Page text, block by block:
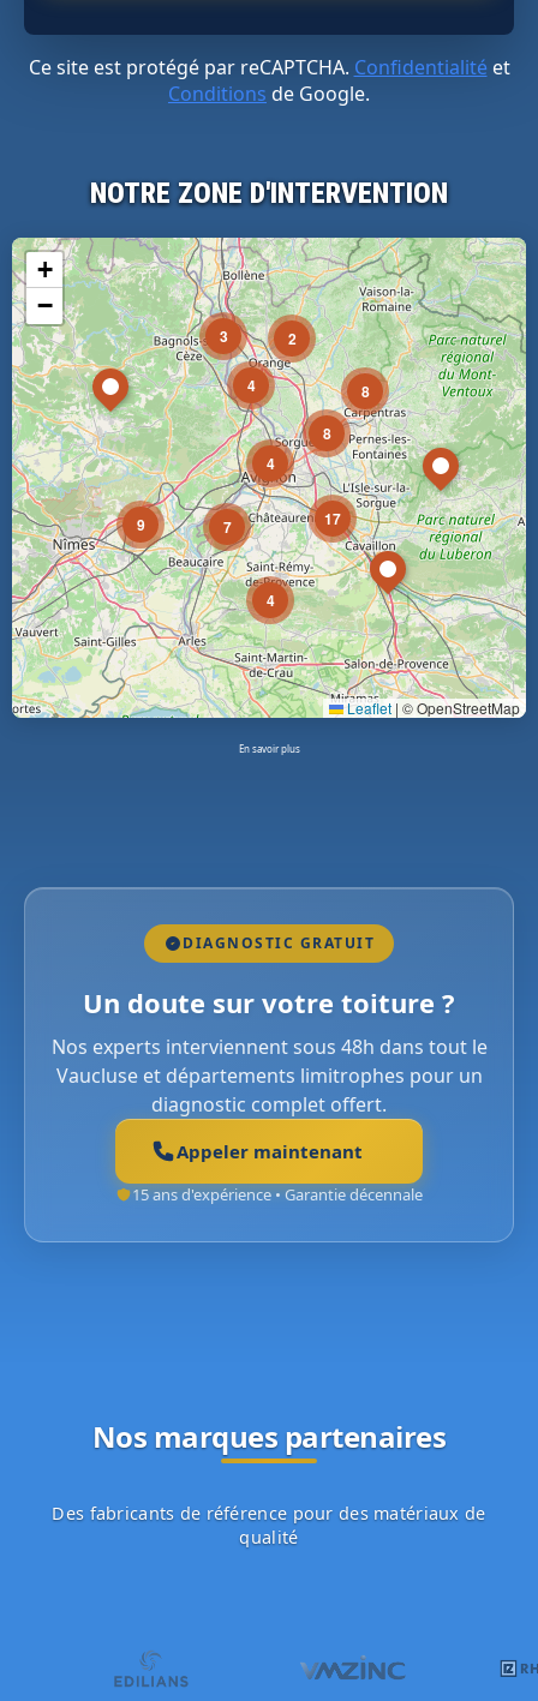
Ce site est protégé par reCAPTCHA. Confidentialitéet
Conditions de Google.
NOTRE ZONE D'INTERVENTION
3
4
9 7
2
4
4
17
8
8
+
−
Leaflet | © OpenStreetMap
En savoir plus
DIAGNOSTIC GRATUIT
Un doute sur votre toiture ?
Nos experts interviennent sous 48h dans tout le
Vaucluse et départements limitrophes pour un
diagnostic complet offert.
Appeler maintenant
15 ans d'expérience • Garantie décennale
Nos marques partenaires
Des fabricants de référence pour des matériaux de
qualité